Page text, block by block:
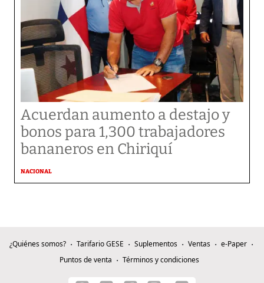
Acuerdan aumento a destajo y
bonos para 1,300 trabajadores
bananeros en Chiriquí
NACIONAL
¿Quiénes somos? Tarifario GESE Suplementos Ventas
e-Paper
Puntos de venta
Términos y condiciones